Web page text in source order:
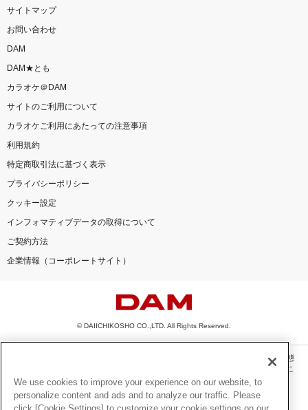
サイトマップ
お問い合わせ
DAM
DAM★とも
カラオケ＠DAM
サイトのご利用について
カラオケご利用にあたっての注意事項
利用規約
特定商取引法に基づく表示
プライバシーポリシー
クッキー設定
インフォマティブデータの取得について
ご契約方法
企業情報（コーポレートサイト）
© DAIICHIKOSHO CO.,LTD. All Rights Reserved.
このサイトに掲載されている一切の文章・画像・写真・動画・音声等を、手段や形態
を問わず、著作権法の定める範囲を超えて無断で複製、転載、ファイル化などするこ
とを禁じます。
楽曲及びコンテンツは、機種によりご利用いただけない場合があります。
We use cookies to improve your experience on our website, to
personalize content and ads and to analyze our traffic. Please